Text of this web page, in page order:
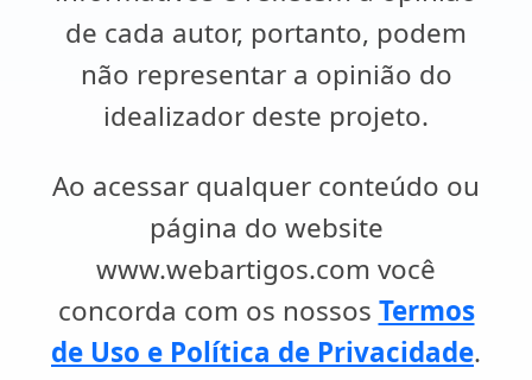
de cada autor, portanto, podem
não representar a opinião do
idealizador deste projeto.
Ao acessar qualquer conteúdo ou
página do website
www.webartigos.com você
concorda com os nossos Termos
de Uso e Política de Privacidade.